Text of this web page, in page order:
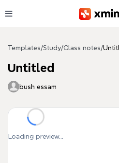
Templates/Study/Class notes/
Untitled
bush essam
Loading preview...